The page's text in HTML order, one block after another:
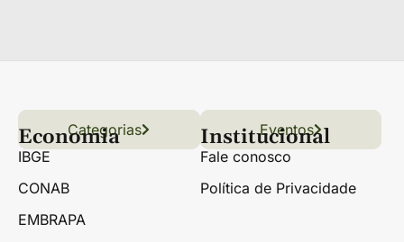
Links úteis
Conteúdo Grãos
Florestas Hortifrúti
Categorias Eventos
Economia
IBGE
CONAB
EMBRAPA
Institucional
Fale conosco
Política de Privacidade